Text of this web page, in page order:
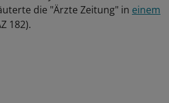
die "Ärzte Zeitung" in einem
182).